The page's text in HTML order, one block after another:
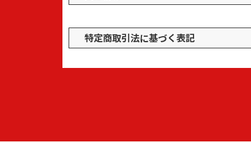
特定商取引法に基づく表記